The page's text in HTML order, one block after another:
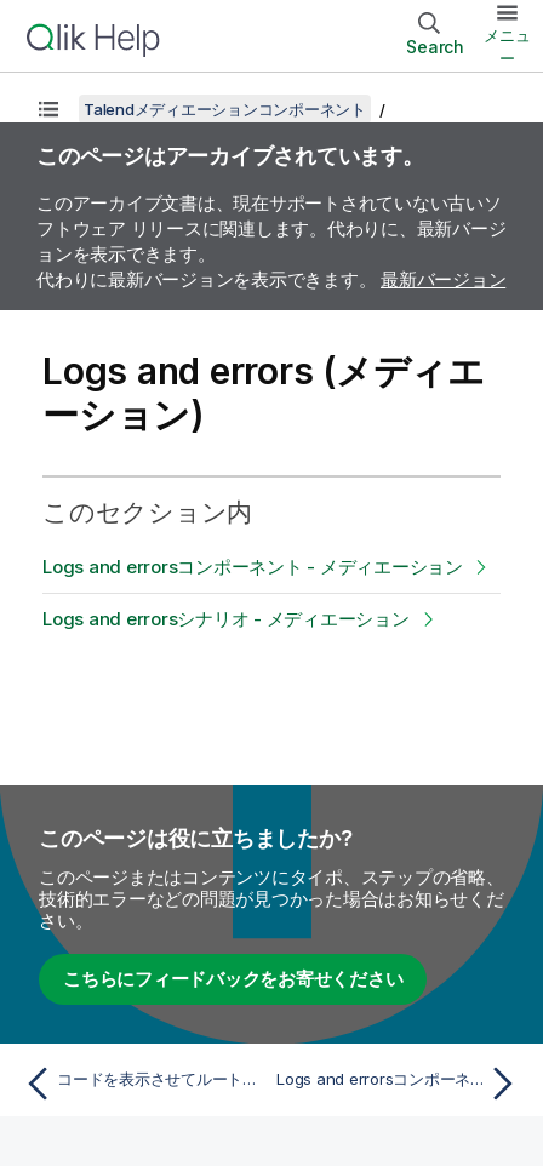
Search
メニュ
ー
Talendメディエーションコンポーネント
このページはアーカイブされています。
このアーカイブ文書は、現在サポートされていない古いソ
フトウェア リリースに関連します。代わりに、最新バージ
ョンを表示できます。
代わりに最新バージョンを表示できます。 最新バージョン
Logs and errors (メディエ
ーション)
このセクション内
Logs and errorsコンポーネント - メディエーション
Logs and errorsシナリオ - メディエーション
このページは役に立ちましたか?
このページまたはコンテンツにタイポ、ステップの省略、
技術的エラーなどの問題が見つかった場合はお知らせくだ
さい。
こちらにフィードバックをお寄せください
コードを表示させてルートを実行 Logs and errorsコンポーネント - メディエーション